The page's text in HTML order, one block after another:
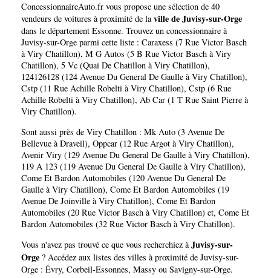
sur-Orge
ConcessionnaireAuto.fr vous propose une sélection de 40
vendeurs de voitures à proximité de laville de Juvisy-sur-Orge
dans le département Essonne. Trouvez un concessionnaire à
Juvisy-sur-Orge parmi cette liste : Caraxess (7 Rue Victor Basch
à Viry Chatillon), M G Autos (5 B Rue Victor Basch à Viry
Chatillon), 5 Vc (Quai De Chatillon à Viry Chatillon),
124126128 (124 Avenue Du General De Gaulle à Viry Chatillon),
Cstp (11 Rue Achille Robelti à Viry Chatillon), Cstp (6 Rue
Achille Robelti à Viry Chatillon), Ab Car (1 T Rue Saint Pierre à
Viry Chatillon).
Sont aussi près de Viry Chatillon : Mk Auto (3 Avenue De
Bellevue à Draveil), Oppcar (12 Rue Argot à Viry Chatillon),
Avenir Viry (129 Avenue Du General De Gaulle à Viry Chatillon),
119 A 123 (119 Avenue Du General De Gaulle à Viry Chatillon),
Come Et Bardon Automobiles (120 Avenue Du General De
Gaulle à Viry Chatillon), Come Et Bardon Automobiles (19
Avenue De Joinville à Viry Chatillon), Come Et Bardon
Automobiles (20 Rue Victor Basch à Viry Chatillon) et, Come Et
Bardon Automobiles (32 Rue Victor Basch à Viry Chatillon).
Vous n'avez pas trouvé ce que vous recherchiez àJuvisy-sur-
Orge ? Accédez aux listes des villes à proximité de Juvisy-sur-
Orge : Évry, Corbeil-Essonnes, Massy ou Savigny-sur-Orge.